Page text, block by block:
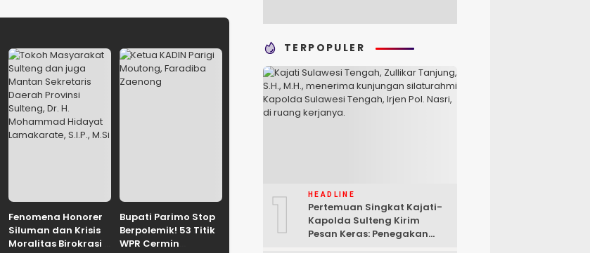
Fenomena Honorer
Siluman dan Krisis
Moralitas Birokrasi
Bupati Parimo Stop
Berpolemik! 53 Titik
WPR Cermin
TERPOPULER
1 HEADLINE
Pertemuan Singkat Kajati-
Kapolda Sulteng Kirim
Pesan Keras: Penegakan